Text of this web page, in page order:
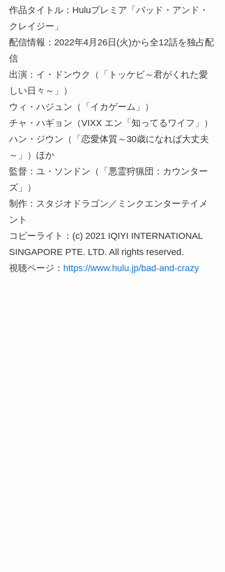
作品タイトル：Huluプレミア「バッド・アンド・
クレイジー」
配信情報：2022年4月26日(火)から全12話を独占配
信
出演：イ・ドンウク（「トッケビ～君がくれた愛
しい日々～」）
ウィ・ハジュン（「イカゲーム」）
チャ・ハギョン（VIXX エン「知ってるワイフ」）
ハン・ジウン（「恋愛体質～30歳になれば大丈夫
～」）ほか
監督：ユ・ソンドン（「悪霊狩猟団：カウンター
ズ」）
制作：スタジオドラゴン／ミンクエンターテイメ
ント
コピーライト：(c) 2021 IQIYI INTERNATIONAL
SINGAPORE PTE. LTD. All rights reserved.
視聴ページ： https://www.hulu.jp/bad-and-crazy